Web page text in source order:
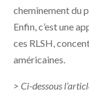
cheminement du
Enfin, c’est une
ces RLSH,
américaines.
> Ci-dessous